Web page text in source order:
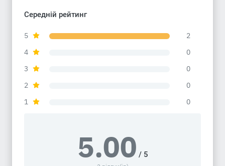
Середній рейтинг
5
2
4
0
3
0
2
0
1
0
5.00 / 5